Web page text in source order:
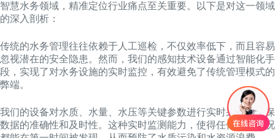
智慧水务领域，精准定位行业痛点至关重要。以下是对这一领域
的深入剖析：
传统的水务管理往往依赖于人工巡检，不仅效率低下，而且容易
忽视潜在的安全隐患。然而，我们的感知技术设备通过智能化手
段，实现了对水务设施的实时监控，有效避免了传统管理模式的
弊端。
我们的设备对水质、水量、水压等关键参数进行实时采集，确保
数据的准确性和及时性。这种实时监测能力，使得任何异常情况